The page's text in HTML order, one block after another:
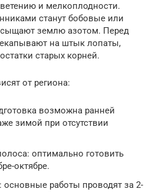
и мелкоплодности.
станут бобовые или
землю азотом. Перед
на штык лопаты,
старых корней.
от региона:
возможна ранней
зимой при отсутствии
оптимально готовить
октябре.
основные работы проводят за 2-